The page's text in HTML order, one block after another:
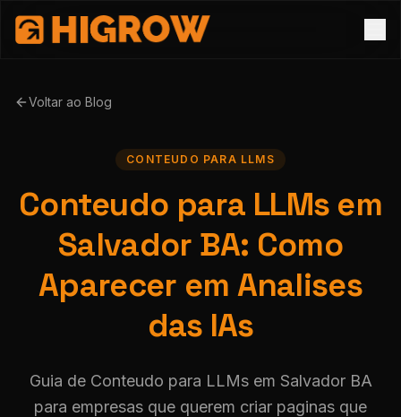
Voltar ao Blog
CONTEUDO PARA LLMS
Conteudo para LLMs em
Salvador BA: Como
Aparecer em Analises
das IAs
Guia de Conteudo para LLMs em Salvador BA
para empresas que querem criar paginas que